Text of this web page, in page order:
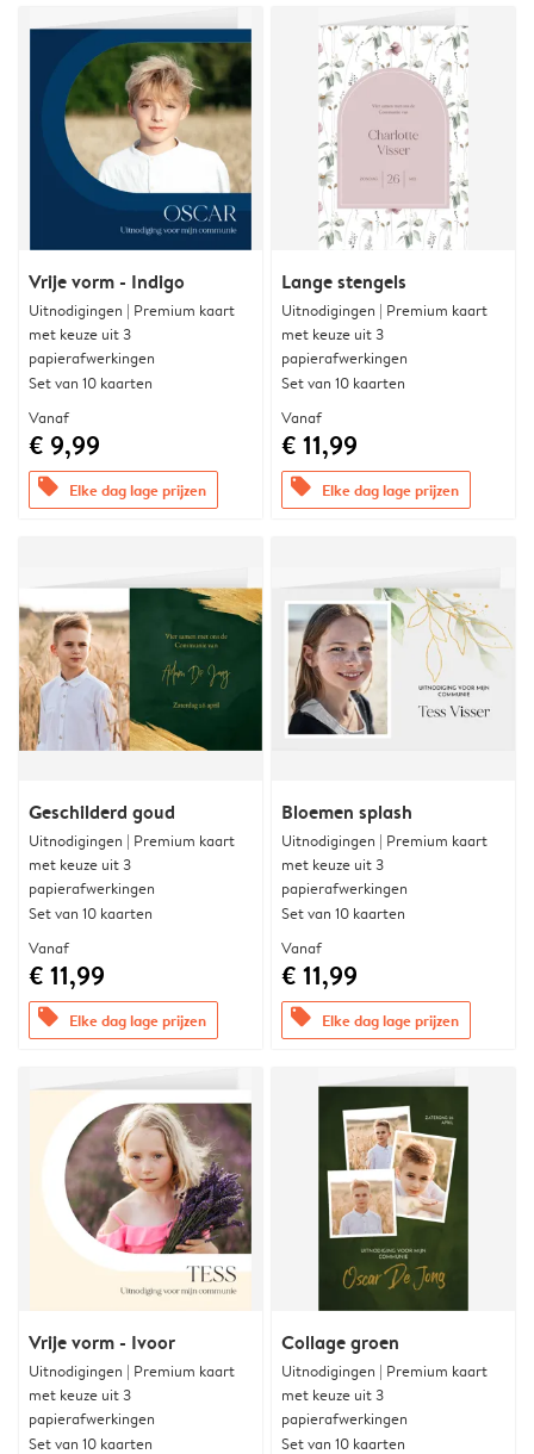
Vrije vorm - Indigo
Uitnodigingen | Premium kaart
met keuze uit 3
papierafwerkingen
Set van 10 kaarten
Vanaf
€ 9,99
offers Elke dag lage prijzen
Lange stengels
Uitnodigingen | Premium kaart
met keuze uit 3
papierafwerkingen
Set van 10 kaarten
Vanaf
€ 11,99
offers Elke dag lage prijzen
Geschilderd goud
Uitnodigingen | Premium kaart
met keuze uit 3
papierafwerkingen
Set van 10 kaarten
Vanaf
€ 11,99
offers Elke dag lage prijzen
Bloemen splash
Uitnodigingen | Premium kaart
met keuze uit 3
papierafwerkingen
Set van 10 kaarten
Vanaf
€ 11,99
offers Elke dag lage prijzen
Vrije vorm - Ivoor
Uitnodigingen | Premium kaart
met keuze uit 3
papierafwerkingen
Set van 10 kaarten
Collage groen
Uitnodigingen | Premium kaart
met keuze uit 3
papierafwerkingen
Set van 10 kaarten